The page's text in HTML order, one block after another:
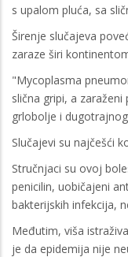
s upalom pluća, sa
Širenje slučajeva
zaraze širi
"Mycoplasma
slična gripi, a
grlobolje i
Slučajevi su najčešći
Stručnjaci su ovoj
penicilin, uobičajeni
bakterijskih infekcija,
Međutim, viša
je da epidemija nije